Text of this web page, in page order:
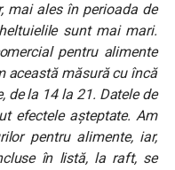
mai ales în perioada de
sunt mai mari.
pentru alimente
această măsură cu încă
de la 14 la 21. Datele de
efectele așteptate. Am
pentru alimente, iar,
în listă, la raft, se